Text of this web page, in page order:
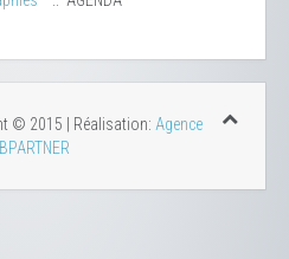
© 2015 | Réalisation: Agence